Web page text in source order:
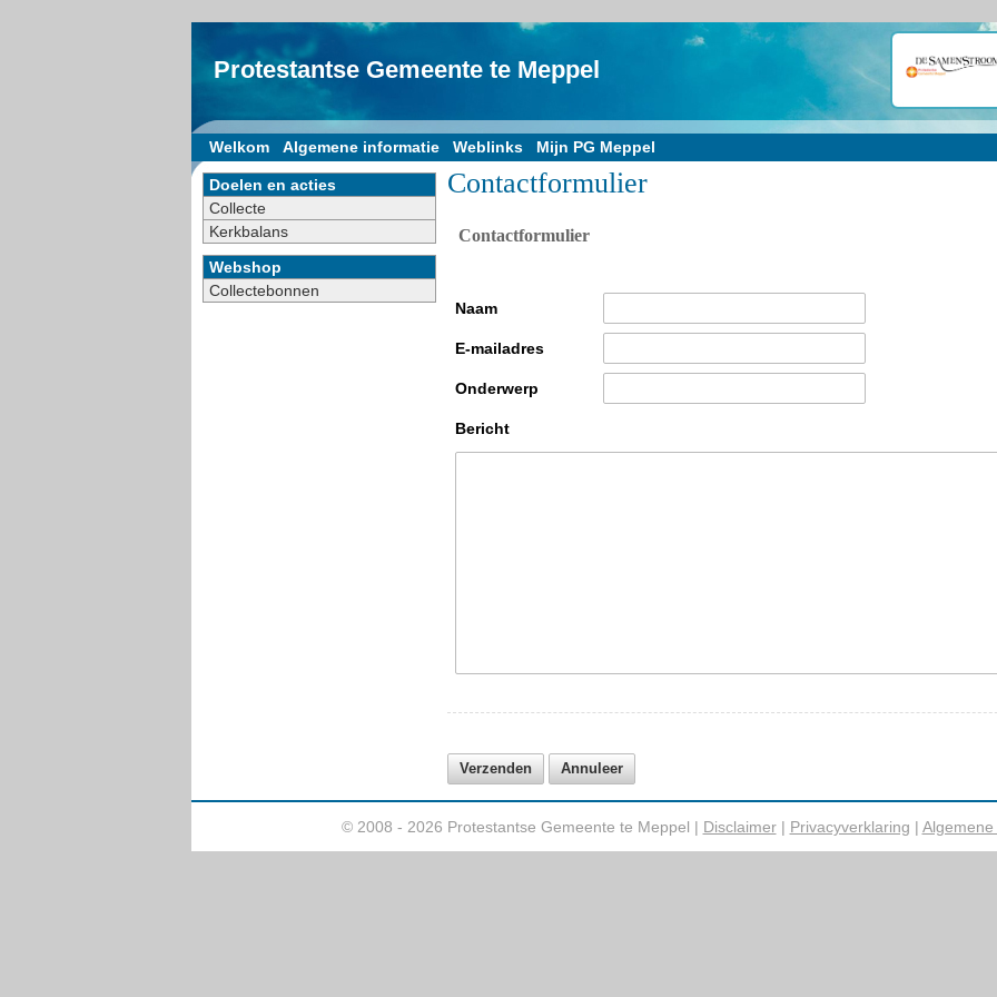
Protestantse Gemeente te Meppel
Welkom Algemene informatie Weblinks Mijn PG Meppel
Contactformulier
Contactformulier
Naam
E-mailadres
Onderwerp
Bericht
Doelen en acties
Collecte
Kerkbalans
Webshop
Collectebonnen
© 2008 - 2026 Protestantse Gemeente te Meppel | Disclaimer| Privacyverklaring |